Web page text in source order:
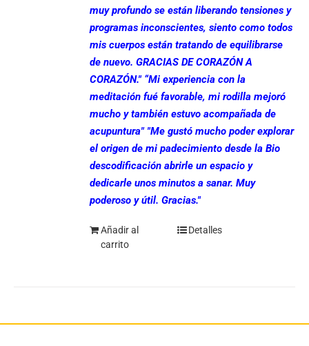
muy profundo se están liberando tensiones y
programas inconscientes, siento como todos
mis cuerpos están tratando de equilibrarse
de nuevo. GRACIAS DE CORAZÓN A
CORAZÓN." “Mi experiencia con la
meditación fué favorable, mi rodilla mejoró
mucho y también estuvo acompañada de
acupuntura" "Me gustó mucho poder explorar
el origen de mi padecimiento desde la Bio
descodificación abrirle un espacio y
dedicarle unos minutos a sanar. Muy
poderoso y útil. Gracias."
Añadir al
carrito
Detalles